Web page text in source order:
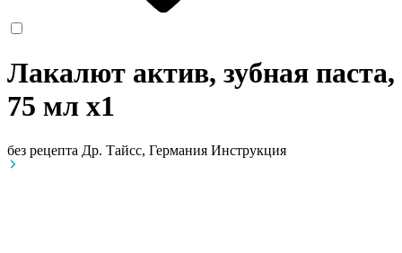
Лакалют актив, зубная паста,
75 мл x1
без рецепта Др. Тайсс, Германия Инструкция